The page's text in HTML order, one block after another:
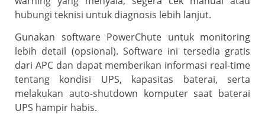
hubungi teknisi untuk diagnosis lebih lanjut.
Gunakan software PowerChute untuk monitoring
lebih detail (opsional). Software ini tersedia gratis
dari APC dan dapat memberikan informasi real-time
tentang kondisi UPS, kapasitas baterai, serta
melakukan auto-shutdown komputer saat baterai
UPS hampir habis.